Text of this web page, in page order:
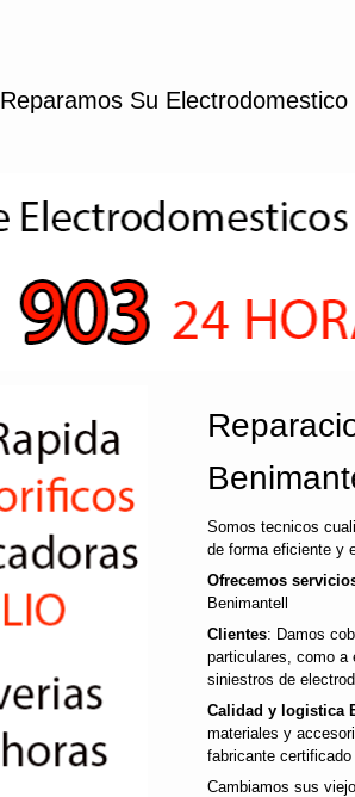
Reparamos Su Electrodomestico
Somos tecnicos
de forma eficiente y
Ofrecemos
Benimantell
Clientes: Damos
particulares, como a
siniestros de
Calidad y logistica
materiales y
fabricante
Cambiamos sus